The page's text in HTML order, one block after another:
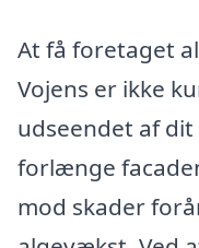
At få foretaget
Vojens er ikke
udseendet af
forlænge
mod skader